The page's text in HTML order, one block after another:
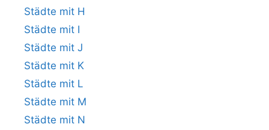
Städte mit H
Städte mit I
Städte mit J
Städte mit K
Städte mit L
Städte mit M
Städte mit N